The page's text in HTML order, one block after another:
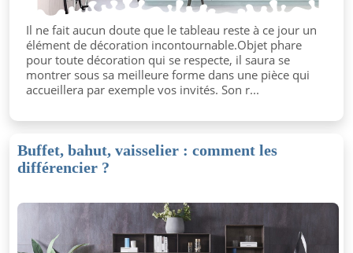
Il ne fait aucun doute que le tableau reste à ce jour un
élément de décoration incontournable.Objet phare
pour toute décoration qui se respecte, il saura se
montrer sous sa meilleure forme dans une pièce qui
accueillera par exemple vos invités. Son r...
Buffet, bahut, vaisselier : comment les
différencier ?